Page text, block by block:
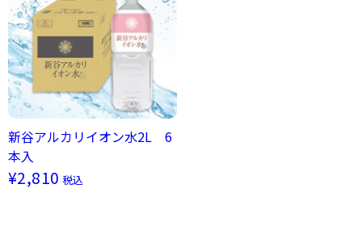
新谷アルカリイオン水2L 6
本入
¥2,810 税込